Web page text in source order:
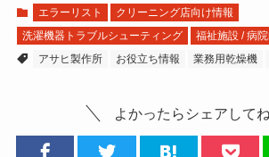
エラーリスト
クリーニング店向け情報
洗濯機器トラブルシューティング
福祉施設 / 病
アサヒ製作所
お役立ち情報 業務用乾燥機
よかったらシェアしてね